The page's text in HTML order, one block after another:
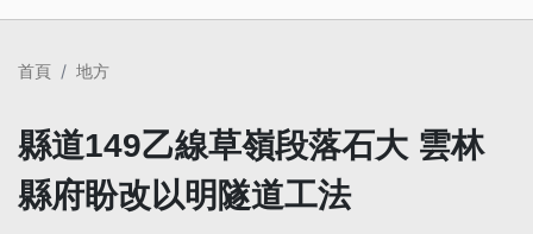
首頁 地方
縣道149乙線草嶺段落石大 雲林
縣府盼改以明隧道工法